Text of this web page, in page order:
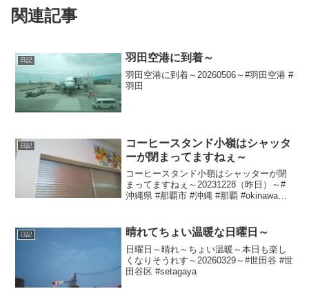
関連記事
日記 羽田空港に到着～
羽田空港に到着～20260506～#羽田空港 #
羽田
日記
コーヒースタンド小嶺はシャッタ
ーが閉まってますねぇ～
コーヒースタンド小嶺はシャッターが閉
まってますねぇ～20231228（昨日）～#
沖縄県 #那覇市 #沖縄 #那覇 #okinawa
日記 晴れてちょい温暖な日曜日～
日曜日～晴れ～ちょい温暖～本日も楽し
くなりそうれす～20260329～#世田谷 #世
田谷区 #setagaya